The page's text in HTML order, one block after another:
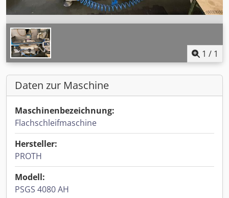
1 / 1
Daten zur Maschine
Maschinenbezeichnung:
Flachschleifmaschine
Hersteller:
PROTH
Modell:
PSGS 4080 AH